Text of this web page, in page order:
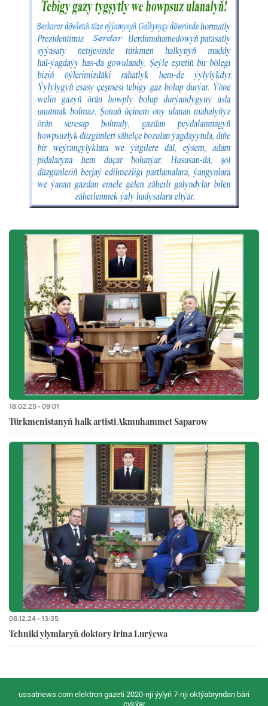
18.02.25 - 09:01
Türkmenistanyň halk artisti Akmuhammet Saparow
08.12.24 - 13:35
Tehniki ylymlaryň doktory Irina Lurýewa
ussatnews.com elektron gazeti 2020-nji ýylyň 7-nji oktýabryndan bäri
çykýar